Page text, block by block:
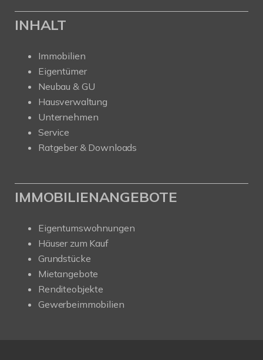
INHALT
Immobilien
Eigentümer
Neubau & GU
Hausverwaltung
Unternehmen
Service
Ratgeber & Downloads
IMMOBILIENANGEBOTE
Eigentumswohnungen
Häuser zum Kauf
Grundstücke
Mietangebote
Renditeobjekte
Gewerbeimmobilien